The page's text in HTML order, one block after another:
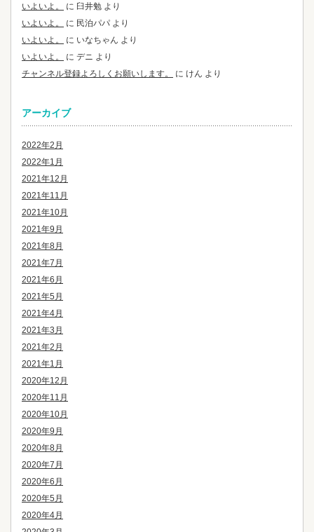
いよいよ。 に 臼井勉 より
いよいよ。
に 民泊パパ より
いよいよ。
に いなちゃん より
いよいよ。
に デニ より
チャンネル登録よろしくお願いします。
に けん より
アーカイブ
2022年2月
2022年1月
2021年12月
2021年11月
2021年10月
2021年9月
2021年8月
2021年7月
2021年6月
2021年5月
2021年4月
2021年3月
2021年2月
2021年1月
2020年12月
2020年11月
2020年10月
2020年9月
2020年8月
2020年7月
2020年6月
2020年5月
2020年4月